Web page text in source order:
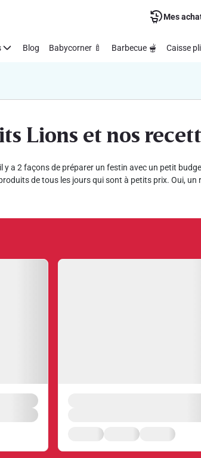
Mes
Blog Babycorner 🍼 Barbecue 🫕 Caisse
Lions et nos
a 2 façons de préparer un festin avec un petit
de tous les jours qui sont à petits prix. Oui,